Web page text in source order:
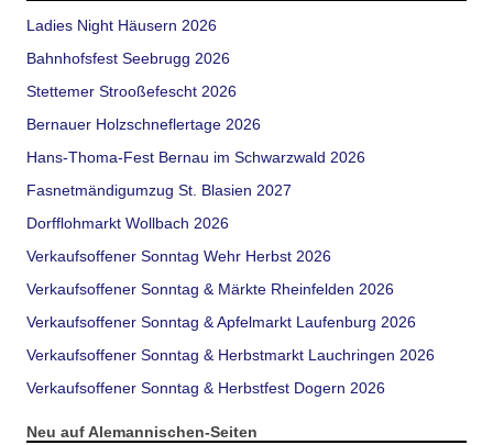
Ladies Night Häusern 2026
Bahnhofsfest Seebrugg 2026
Stettemer Strooßefescht 2026
Bernauer Holzschneflertage 2026
Hans-Thoma-Fest Bernau im Schwarzwald 2026
Fasnetmändigumzug St. Blasien 2027
Dorfflohmarkt Wollbach 2026
Verkaufsoffener Sonntag Wehr Herbst 2026
Verkaufsoffener Sonntag & Märkte Rheinfelden 2026
Verkaufsoffener Sonntag & Apfelmarkt Laufenburg 2026
Verkaufsoffener Sonntag & Herbstmarkt Lauchringen 2026
Verkaufsoffener Sonntag & Herbstfest Dogern 2026
Neu auf Alemannischen-Seiten